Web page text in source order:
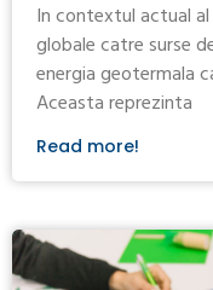
In contextul actual
globale catre surse
energia geotermala
Aceasta reprezinta
Read more!